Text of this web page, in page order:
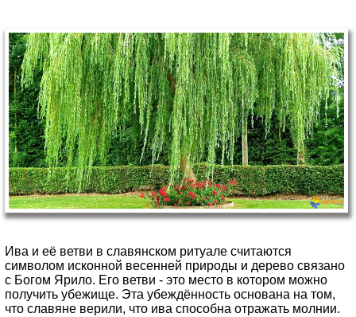
Ива и её ветви в славянском ритуале считаются
символом исконной весенней природы и дерево связано
с Богом Ярило. Его ветви - это место в котором можно
получить убежище. Эта убеждённость основана на том,
что славяне верили, что ива способна отражать молнии.